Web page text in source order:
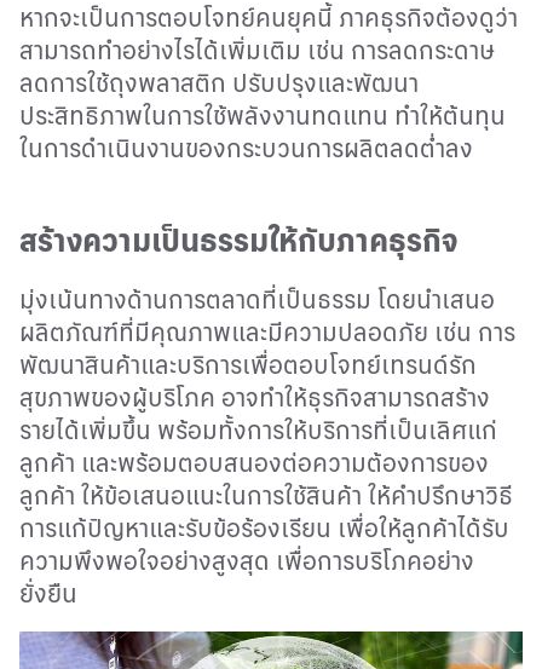
หากจะเป็นการตอบโจทย์คนยุคนี้ ภาคธุรกิจต้องดูว่า
สามารถทำอย่างไรได้เพิ่มเติม เช่น การลดกระดาษ
ลดการใช้ถุงพลาสติก ปรับปรุงและพัฒนา
ประสิทธิภาพในการใช้พลังงานทดแทน ทำให้ต้นทุน
ในการดำเนินงานของกระบวนการผลิตลดต่ำลง
สร้างความเป็นธรรมให้กับภาคธุรกิจ
มุ่งเน้นทางด้านการตลาดที่เป็นธรรม โดยนําเสนอ
ผลิตภัณฑ์ที่มีคุณภาพและมีความปลอดภัย เช่น การ
พัฒนาสินค้าและบริการเพื่อตอบโจทย์เทรนด์รัก
สุขภาพของผู้บริโภค อาจทำให้ธุรกิจสามารถสร้าง
รายได้เพิ่มขึ้น พร้อมทั้งการให้บริการที่เป็นเลิศแก่
ลูกค้า และพร้อมตอบสนองต่อความต้องการของ
ลูกค้า ให้ข้อเสนอแนะในการใช้สินค้า ให้คําปรึกษาวิธี
การแก้ปัญหาและรับข้อร้องเรียน เพื่อให้ลูกค้าได้รับ
ความพึงพอใจอย่างสูงสุด เพื่อการบริโภคอย่าง
ยั่งยืน